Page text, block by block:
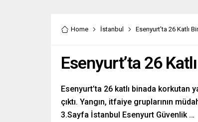
Home İstanbul Esenyurt’ta 26 Katlı
Esenyurt’ta 26
Esenyurt’ta 26 katlı binada korkutan
çıktı. Yangın, itfaiye gruplarının
3.Sayfa İstanbul Esenyurt Güvenlik …